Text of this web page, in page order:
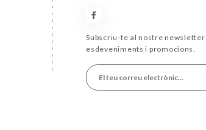
Subscriu-te al nostre
esdeveniments i promocions.